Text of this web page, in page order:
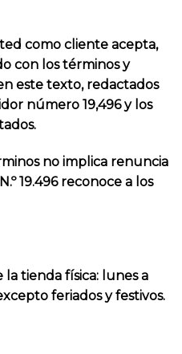
como cliente acepta,
con los términos y
este texto, redactados
número 19,496 y los
no implica renuncia
19.496 reconoce a los
tienda física: lunes a
feriados y festivos.